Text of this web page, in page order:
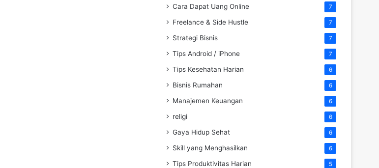
Cara Dapat Uang Online 7
Freelance & Side Hustle 7
Strategi Bisnis 7
Tips Android / iPhone 7
Tips Kesehatan Harian 6
Bisnis Rumahan 6
Manajemen Keuangan 6
religi 6
Gaya Hidup Sehat 6
Skill yang Menghasilkan 6
Tips Produktivitas Harian 5